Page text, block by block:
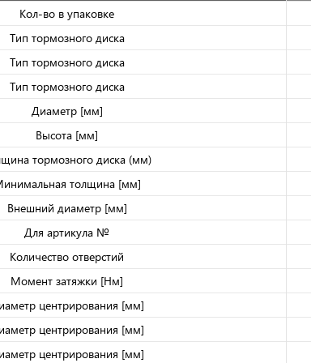
Кол-во в упаковке
Тип тормозного диска
Тип тормозного диска
Тип тормозного диска
Диаметр [мм]
Высота [мм]
тормозного диска (мм)
толщина [мм]
Внешний диаметр [мм]
Для артикула №
Количество отверстий
Момент затяжки [Нм]
центрирования [мм]
центрирования [мм]
центрирования [мм]